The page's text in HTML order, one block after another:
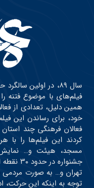
سال ۸۹، در اولین
فیلم‌های با موضوع فتنه
همین دلیل، تعدادی از
خود، برای رساندن این
فعالان فرهنگی چند
کردند این فیلم‌ها را با
مسجد، هیئت و… نمایش
توجه به اینکه این حرکت،